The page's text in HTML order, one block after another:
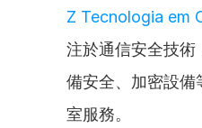
Z Tecnologia em
注於通信安全技術
備安全、加密設備
室服務。